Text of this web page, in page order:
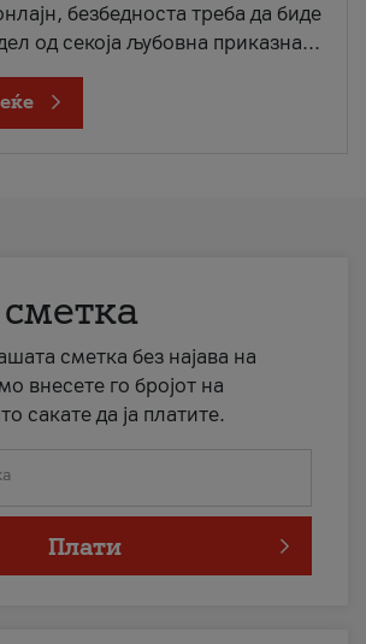
безбедноста треба да биде
од секоја љубовна приказна...
сметка без најава на
внесете го бројот на
сакате да ја платите.
Плати